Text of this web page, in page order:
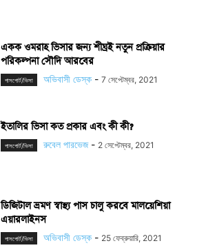
একক ওমরাহ ভিসার জন্য শীঘ্রই নতুন প্রক্রিয়ার
পরিকল্পনা সৌদি আরবের
পাসপোর্ট/ভিসা অভিবাসী ডেস্ক - 7 সেপ্টেম্বর, 2021
ইতালির ভিসা কত প্রকার এবং কী কী?
পাসপোর্ট/ভিসা রুবেল পারভেজ - 2 সেপ্টেম্বর, 2021
ডিজিটাল ভ্রমণ স্বাস্থ্য পাস চালু করবে মালয়েশিয়া
এয়ারলাইনস
পাসপোর্ট/ভিসা অভিবাসী ডেস্ক - 25 ফেব্রুয়ারি, 2021